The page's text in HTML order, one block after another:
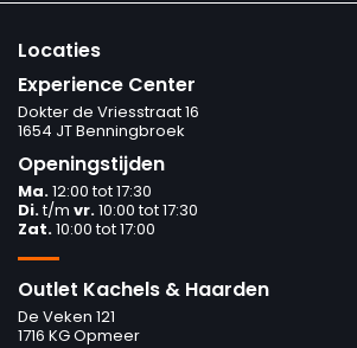
Locaties
Experience Center
Dokter de Vriesstraat 16
1654 JT Benningbroek
Openingstijden
Ma.12:00 tot 17:30
Di.t/m vr.10:00 tot 17:30
Zat.10:00 tot 17:00
Outlet Kachels & Haarden
De Veken 121
1716 KG Opmeer